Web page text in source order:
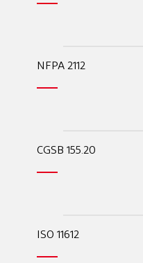
NFPA 2112
CGSB 155.20
ISO 11612